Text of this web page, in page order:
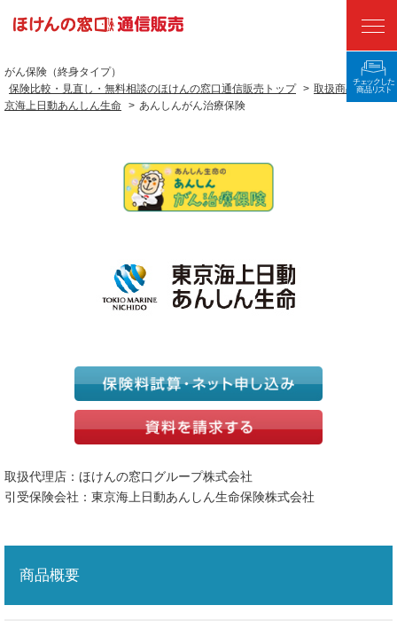
ランキング
保険料をシミュレーションする
ネットから申し込む
国民年金基金
よくある質問
サイトマップ
お問い合わせ
チェックした商品リスト
がん保険（終身タイプ）
保険比較・見直し・無料相談のほけんの窓口通信販売トップ > 取扱商品 > 東
京海上日動あんしん生命 > あんしんがん治療保険
取扱代理店：ほけんの窓口グループ株式会社
引受保険会社：東京海上日動あんしん生命保険株式会社
商品概要